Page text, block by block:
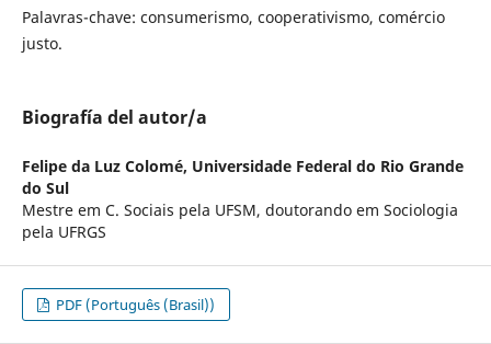
Palavras-chave: consumerismo, cooperativismo, comércio
justo.
Biografía del autor/a
Felipe da Luz Colomé, Universidade Federal do Rio Grande
do Sul
Mestre em C. Sociais pela UFSM, doutorando em Sociologia
pela UFRGS
PDF (Português (Brasil))